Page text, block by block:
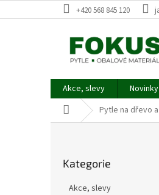
na
+420 568 845 120
Akce, slevy Novinky
Domů Pytle na dřevo
kategorie
Kategorie
Akce, slevy